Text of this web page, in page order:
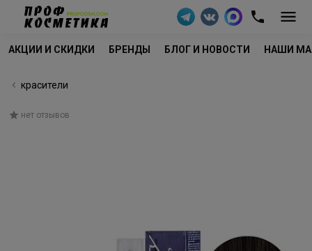
АКЦИИ И СКИДКИ БРЕНДЫ БЛОГ И НОВОСТИ НАШИ
красители
нет отзывов